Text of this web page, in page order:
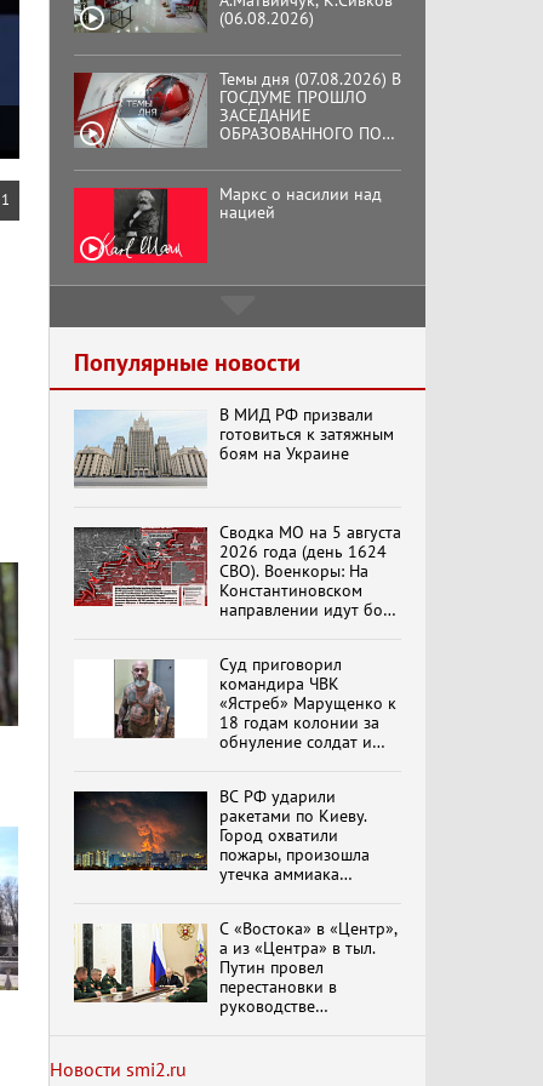
1
(06.08.2026)
Темы дня (07.08.2026) В
ГОСДУМЕ ПРОШЛО
ЗАСЕДАНИЕ
ОБРАЗОВАННОГО ПО
ОБЩЕСТВЕННОГО
КОМИТЕТА ЗА
ОСВОБОЖДЕНИЕ
ПРЕЗИДЕНТА
Маркс о насилии над
нацией
кооператор
Хук слева: «Что и
требовалось доказать!»
(07.08.2026)
Бренды Советской
эпохи "Гжель"
Специальный репортаж
«Изменимся или
вымрем»
РОССИИ! Обращение
Г.А. Зюганова,
Председателя ЦК
КПРФ Руководителя
фракции КПРФ в
Государственной Думе
Документальный
террор"
Бить смелее!
В.Баранец, В.Дандыкин,
Популярные новости
В МИД РФ призвали
готовиться к затяжным
боям на Украине
Сводка МО на 5 августа
2026 года (день 1624
СВО). Военкоры: На
Константиновском
направлении идут бои
Суд приговорил
командира ЧВК
«Ястреб» Марущенко к
18 годам колонии за
обнуление солдат и
ВС РФ ударили
ракетами по Киеву.
Город охватили
пожары, произошла
утечка аммиака
С «Востока» в «Центр»,
а из «Центра» в тыл.
Путин провел
перестановки в
руководстве
Новости smi2.ru